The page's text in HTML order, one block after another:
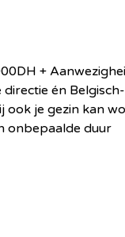
+
én
ook je gezin kan
onbepaalde duur